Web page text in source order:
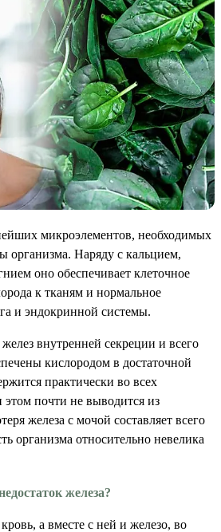
микроэлементов, необходимых
организма. Наряду с кальцием,
оно обеспечивает клеточное
к тканям и нормальное
и эндокринной системы.
внутренней секреции и всего
кислородом в достаточной
практически во всех
почти не выводится из
железа с мочой составляет всего
организма относительно невелика
железа?
а вместе с ней и железо, во